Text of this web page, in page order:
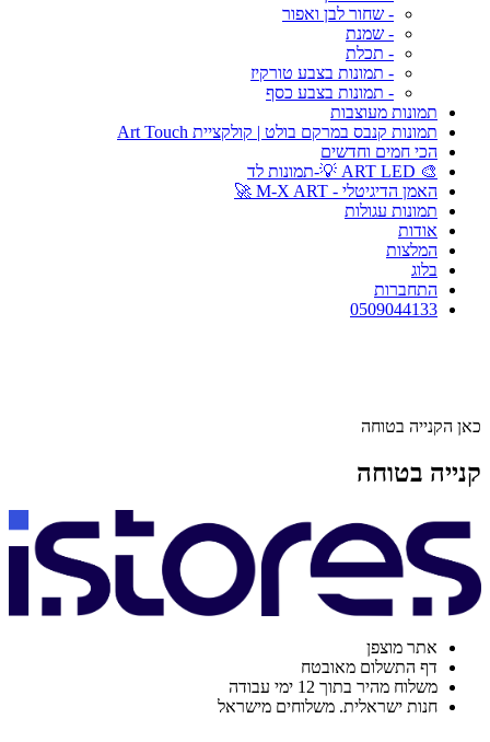
- שחור לבן ואפור
- שמנת
- תכלת
- תמונות בצבע טורקיז
- תמונות בצבע כסף
תמונות מעוצבות
תמונות קנבס במרקם בולט | קולקציית Art Touch
הכי חמים וחדשים
🎨 ART LED 💡-תמונות לד
האמן הדיגיטלי - M-X ART 🚀
תמונות עגולות
אודות
המלצות
בלוג
התחברות
0509044133
כאן הקנייה בטוחה
קנייה בטוחה
אתר מוצפן
דף התשלום מאובטח
משלוח מהיר בתוך 12 ימי עבודה
חנות ישראלית. משלוחים מישראל